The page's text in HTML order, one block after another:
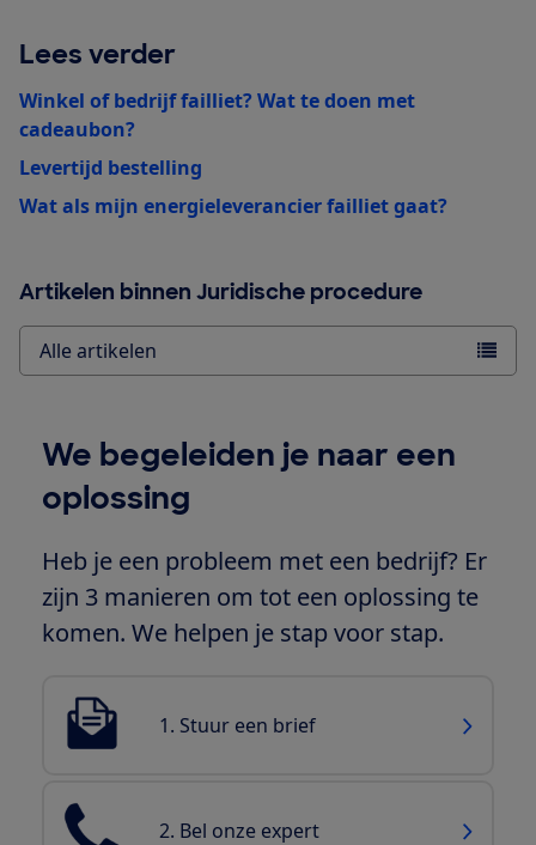
Lees verder
Winkel of bedrijf failliet? Wat te doen met
cadeaubon?
Levertijd bestelling
Wat als mijn energieleverancier failliet gaat?
Artikelen binnen Juridische procedure
Alle artikelen
We begeleiden je naar een
oplossing
Heb je een probleem met een bedrijf? Er
zijn 3 manieren om tot een oplossing te
komen. We helpen je stap voor stap.
1. Stuur een brief
2. Bel onze expert